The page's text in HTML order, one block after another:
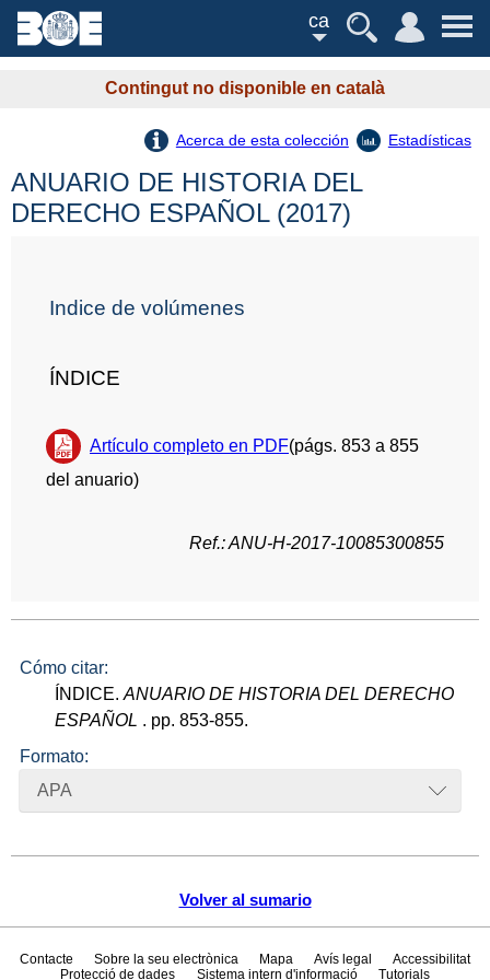
ca
Contingut no disponible en català
Acerca de esta colección Estadísticas
Volver al sumario
ANUARIO DE HISTORIA DEL
DERECHO ESPAÑOL (2017)
Indice de volúmenes
ÍNDICE
Artículo completo en PDF(págs. 853 a 855
del anuario)
Ref.: ANU-H-2017-10085300855
Cómo citar:
ÍNDICE.ANUARIO DE HISTORIA DEL DERECHO
ESPAÑOL . pp. 853-855.
Formato:
APA
Contacte Sobre la seu electrònica Mapa Avís legal
Accessibilitat
Protecció de dades
Sistema intern d'informació Tutorials